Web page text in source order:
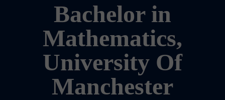
Bachelor in
Mathematics,
University Of
Manchester